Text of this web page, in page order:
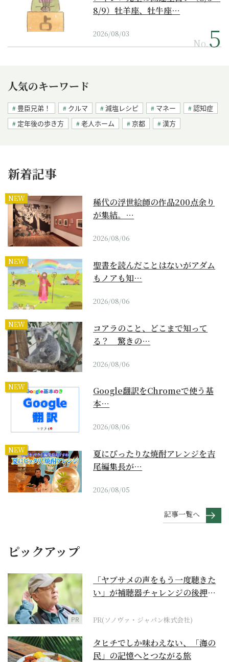
8/9）牡羊座、牡牛座…
2026/08/03
No.
人気のキーワード
豊臣兄弟！ クルマ 減塩レシピ マネー
認知症
定年後の歩き方
老人ホーム 京都 漢方
新着記事
NEW
稀代の浮世絵師の作品200点余り
が集結。…
2026/08/06
NEW
聖書を読んだことはないがアダム
もノアも知…
2026/08/06
NEW
コアラのこと、どこまで知って
る？ 驚きの…
2026/08/06
NEW
Google翻訳をChromeで使う基
本…
2026/08/06
NEW
夏にぴったりな焼酎アレンジを吉
尾編集長が…
2026/08/05
記事一覧へ
ピックアップ
PR
「ヤブサメの声をもう一度聴きた
い」が補聴器チャレンジの後押し
PR(ソノヴァ・ジャパン株式会社)
タヒチでしか味わえない、「海の
民」の記憶へとつながる旅